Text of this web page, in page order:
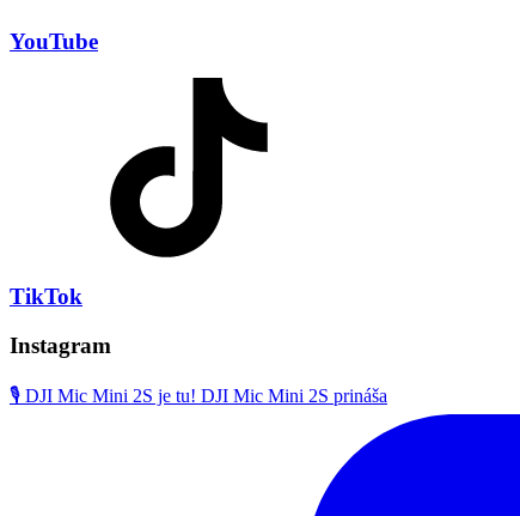
YouTube
TikTok
Instagram
🎙️ DJI Mic Mini 2S je tu! DJI Mic Mini 2S prináša